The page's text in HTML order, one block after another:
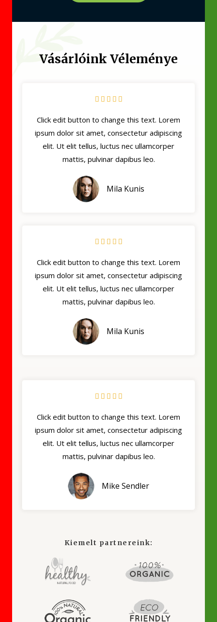
Vásárlóink Véleménye
    
Click edit button to change this text. Lorem
ipsum dolor sit amet, consectetur adipiscing
elit. Ut elit tellus, luctus nec ullamcorper
mattis, pulvinar dapibus leo.
Mila Kunis
    
Click edit button to change this text. Lorem
ipsum dolor sit amet, consectetur adipiscing
elit. Ut elit tellus, luctus nec ullamcorper
mattis, pulvinar dapibus leo.
Mila Kunis
    
Click edit button to change this text. Lorem
ipsum dolor sit amet, consectetur adipiscing
elit. Ut elit tellus, luctus nec ullamcorper
mattis, pulvinar dapibus leo.
Mike Sendler
Kiemelt partnereink: